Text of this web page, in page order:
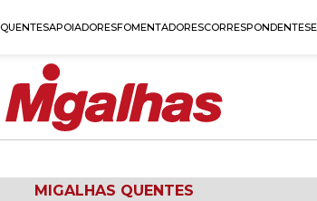
QUENTESAPOIADORESFOMENTADORESCORRESPONDENTES
MIGALHAS QUENTES